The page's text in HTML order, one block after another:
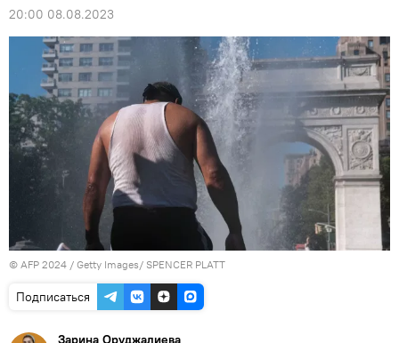
20:00 08.08.2023
© AFP 2024 / Getty Images/ SPENCER PLATT
Подписаться
Зарина Оруджалиева